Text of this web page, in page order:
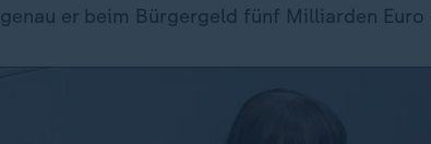
genau er beim Bürgergeld fünf Milliarden Euro